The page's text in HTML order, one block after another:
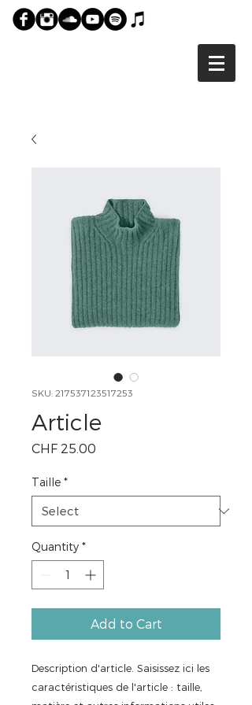
SKU: 217537123517253
Article
CHF 25.00
Taille *
Quantity *
Add to Cart
Description d'article. Saisissez ici les
caractéristiques de l'article : taille,